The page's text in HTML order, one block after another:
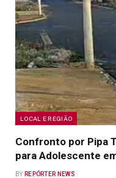
LOCAL E REGIÃO
Confronto por Pipa
para Adolescente
BY REPÓRTER NEWS